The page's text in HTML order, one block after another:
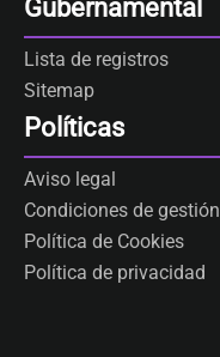
Gubernamental
Lista de registros
Sitemap
Políticas
Aviso legal
Condiciones de gestión
Política de Cookies
Política de privacidad